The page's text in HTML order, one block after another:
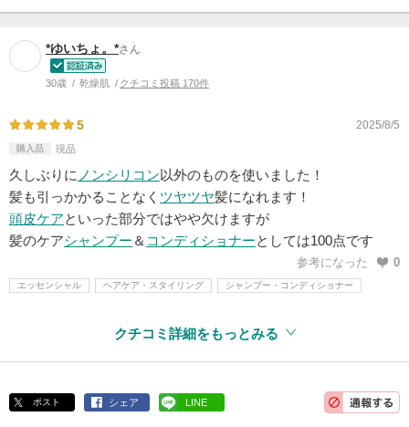
*ゆいちょ。*さん
30歳 乾燥肌 クチコミ投稿 170件
5 2025/8/5
購入品 現品
久しぶりに ノンシリコン以外のものを使いました！
髪も引っかかることなく ツヤツヤ髪になれます！
頭皮ケアといった部分ではやや欠けますが
髪のケアシャンプー ＆ コンディショナーとしては100点です
参考になった 0
エッセンシャル ヘアケア・スタイリング シャンプー・コンディショナー
クチコミ詳細をもっとみる
ポスト シェア LINE